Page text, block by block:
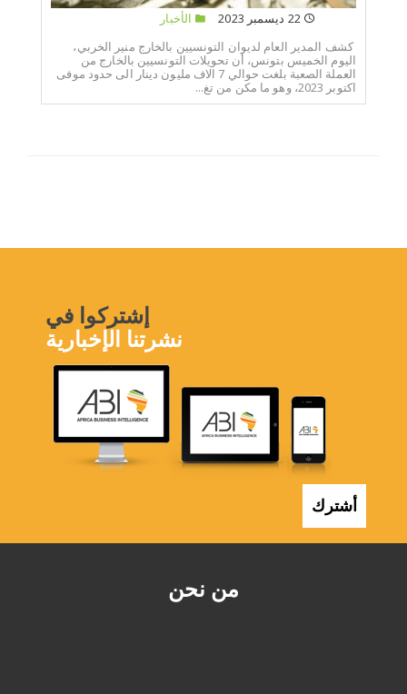
22 ديسمبر 2023
الأخبار
كشف المدير العام لديوان التونسيين بالخارج منير الخربي،
اليوم الخميس بتونس، أن تحويلات التونسيين بالخارج من
العملة الصعبة بلغت حوالي 7 الاف مليون دينار الى حدود موفى
اكتوبر 2023، وهو ما مكن من تغ...
من نحن
إشتركوا في
نشرتنا الإخبارية
أشترك